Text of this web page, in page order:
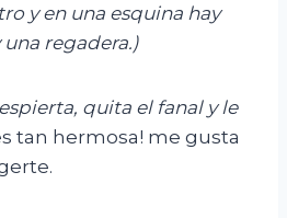
y en una esquina hay
regadera.)
quita el fanal y le
tan hermosa! me gusta